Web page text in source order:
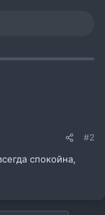
#2
спокойна,